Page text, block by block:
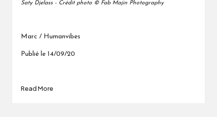
Saty Djelass - Crédit photo © Fab Majin Photography
Marc / Humanvibes
Publié le 14/09/20
Read More